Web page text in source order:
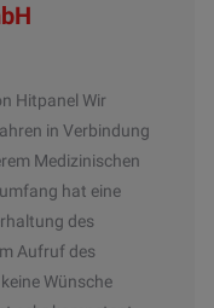
Hitpanel Wir
in Verbindung
Medizinischen
hat eine
des
Aufruf des
Wünsche